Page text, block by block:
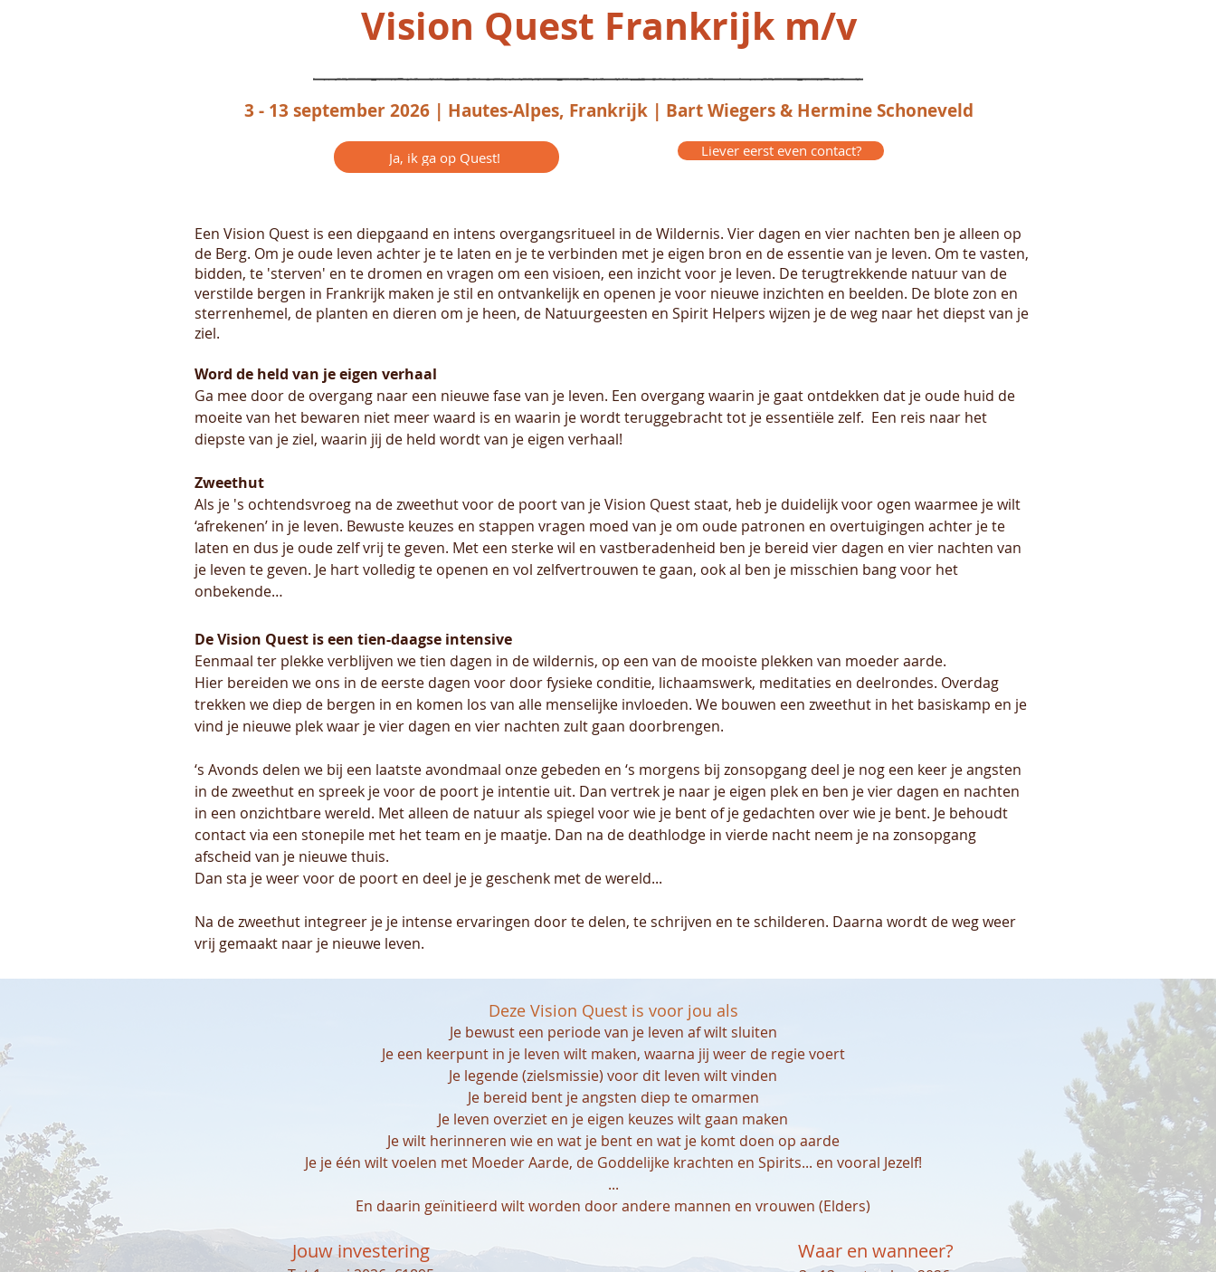
Vision Quest Frankrijk m/v
3 - 13 september 2026 | Hautes-Alpes, Frankrijk | Bart Wiegers & Hermine Schoneveld
Ja, ik ga op Quest! Liever eerst even contact?
Een Vision Quest is een diepgaand en intens overgangsritueel in de Wildernis. Vier dagen en vier nachten ben je alleen op
de Berg. Om je oude leven achter je te laten en je te verbinden met je eigen bron en de essentie van je leven. Om te vasten,
bidden, te 'sterven' en te dromen en vragen om een visioen, een inzicht voor je leven. De terugtrekkende natuur van de
verstilde bergen in Frankrijk maken je stil en ontvankelijk en openen je voor nieuwe inzichten en beelden. De blote zon en
sterrenhemel, de planten en dieren om je heen, de Natuurgeesten en Spirit Helpers wijzen je de weg naar het diepst van je
ziel.
Word de held van je eigen verhaal
Ga mee door de overgang naar een nieuwe fase van je leven. Een overgang waarin je gaat ontdekken dat je oude huid de
moeite van het bewaren niet meer waard is en waarin je wordt teruggebracht tot je essentiële zelf. Een reis naar het
diepste van je ziel, waarin jij de held wordt van je eigen verhaal!
Zweethut
Als je 's ochtendsvroeg na de zweethut voor de poort van je Vision Quest staat, heb je duidelijk voor ogen waarmee je wilt
‘afrekenen’ in je leven. Bewuste keuzes en stappen vragen moed van je om oude patronen en overtuigingen achter je te
laten en dus je oude zelf vrij te geven. Met een sterke wil en vastberadenheid ben je bereid vier dagen en vier nachten van
je leven te geven. Je hart volledig te openen en vol zelfvertrouwen te gaan, ook al ben je misschien bang voor het
onbekende…
De Vision Quest is een tien-daagse intensive
Eenmaal ter plekke verblijven we tien dagen in de wildernis, op een van de mooiste plekken van moeder aarde.
Hier bereiden we ons in de eerste dagen voor door fysieke conditie, lichaamswerk, meditaties en deelrondes. Overdag
trekken we diep de bergen in en komen los van alle menselijke invloeden. We bouwen een zweethut in het basiskamp en je
vind je nieuwe plek waar je vier dagen en vier nachten zult gaan doorbrengen.
‘s Avonds delen we bij een laatste avondmaal onze gebeden en ‘s morgens bij zonsopgang deel je nog een keer je angsten
in de zweethut en spreek je voor de poort je intentie uit. Dan vertrek je naar je eigen plek en ben je vier dagen en nachten
in een onzichtbare wereld. Met alleen de natuur als spiegel voor wie je bent of je gedachten over wie je bent. Je behoudt
contact via een stonepile met het team en je maatje. Dan na de deathlodge in vierde nacht neem je na zonsopgang
afscheid van je nieuwe thuis.
Dan sta je weer voor de poort en deel je je geschenk met de wereld...
Na de zweethut integreer je je intense ervaringen door te delen, te schrijven en te schilderen. Daarna wordt de weg weer
vrij gemaakt naar je nieuwe leven.
Deze Vision Quest is voor jou als
Je bewust een periode van je leven af wilt sluiten
Je een keerpunt in je leven wilt maken, waarna jij weer de regie voert
Je legende (zielsmissie) voor dit leven wilt vinden
Je bereid bent je angsten diep te omarmen
Je leven overziet en je eigen keuzes wilt gaan maken
Je wilt herinneren wie en wat je bent en wat je komt doen op aarde
Je je één wilt voelen met Moeder Aarde, de Goddelijke krachten en Spirits... en vooral Jezelf!
...
En daarin geïnitieerd wilt worden door andere mannen en vrouwen (Elders)
Jouw investering Waar en wanneer?